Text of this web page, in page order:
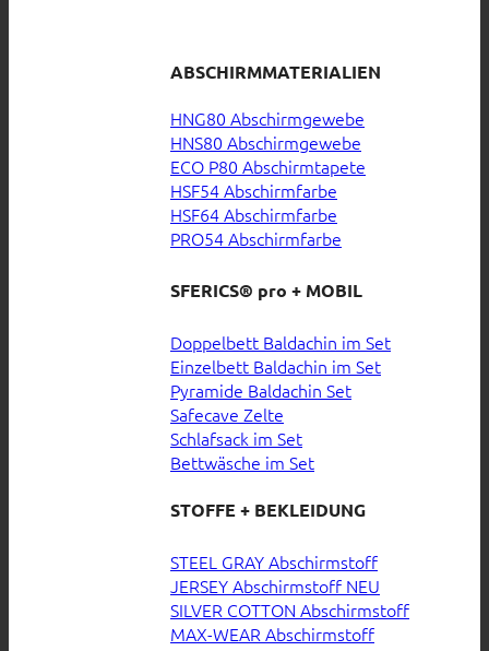
ABSCHIRMMATERIALIEN
HNG80 Abschirmgewebe
HNS80 Abschirmgewebe
ECO P80 Abschirmtapete
HSF54 Abschirmfarbe
HSF64 Abschirmfarbe
PRO54 Abschirmfarbe
SFERICS® pro + MOBIL
Doppelbett Baldachin im Set
Einzelbett Baldachin im Set
Pyramide Baldachin Set
Safecave Zelte
Schlafsack im Set
Bettwäsche im Set
STOFFE + BEKLEIDUNG
STEEL GRAY Abschirmstoff
JERSEY Abschirmstoff
SILVER COTTON Abschirmstoff
MAX-WEAR Abschirmstoff